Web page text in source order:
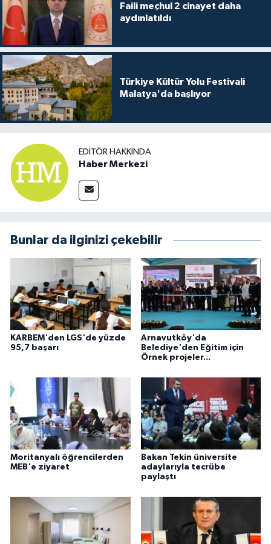
Faili meçhul 2 cinayet daha
aydınlatıldı
Türkiye Kültür Yolu Festivali
Malatya'da başlıyor
EDITÖR HAKKINDA
Haber Merkezi
Bunlar da ilginizi çekebilir
KARBEM'den LGS'de yüzde
95,7 başarı
Arnavutköy'da
Belediye'den Eğitim için
Örnek projeler...
Moritanyalı öğrencilerden
MEB'e ziyaret
Bakan Tekin üniversite
adaylarıyla tecrübe
paylaştı